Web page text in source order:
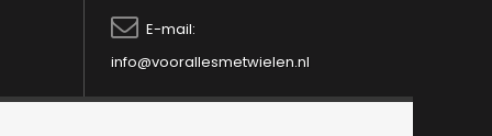
E-mail:
info@voorallesmetwielen.nl